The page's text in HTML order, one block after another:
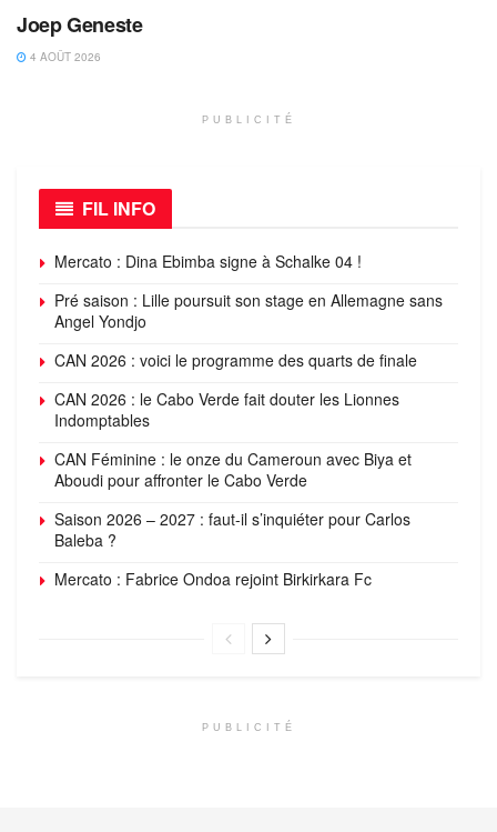
Joep Geneste
4 AOÛT 2026
PUBLICITÉ
FIL INFO
Mercato : Dina Ebimba signe à Schalke 04 !
Pré saison : Lille poursuit son stage en Allemagne sans
Angel Yondjo
CAN 2026 : voici le programme des quarts de finale
CAN 2026 : le Cabo Verde fait douter les Lionnes
Indomptables
CAN Féminine : le onze du Cameroun avec Biya et
Aboudi pour affronter le Cabo Verde
Saison 2026 – 2027 : faut-il s’inquiéter pour Carlos
Baleba ?
Mercato : Fabrice Ondoa rejoint Birkirkara Fc
PUBLICITÉ